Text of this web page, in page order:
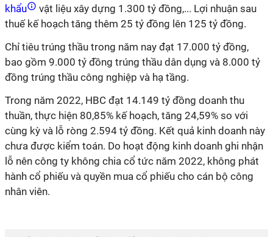
khẩu
vật liệu xây dựng 1.300 tỷ đồng,... Lợi nhuận sau
thuế kế hoạch tăng thêm 25 tỷ đồng lên 125 tỷ đồng.
Chỉ tiêu trúng thầu trong năm nay đạt 17.000 tỷ đồng,
bao gồm 9.000 tỷ đồng trúng thầu dân dụng và 8.000 tỷ
đồng trúng thầu công nghiệp và hạ tầng.
Trong năm 2022, HBC đạt 14.149 tỷ đồng doanh thu
thuần, thực hiện 80,85% kế hoạch, tăng 24,59% so với
cùng kỳ và lỗ ròng 2.594 tỷ đồng. Kết quả kinh doanh này
chưa được kiểm toán. Do hoạt động kinh doanh ghi nhận
lỗ nên công ty không chia cổ tức năm 2022, không phát
hành cổ phiếu và quyền mua cổ phiếu cho cán bộ công
nhân viên.